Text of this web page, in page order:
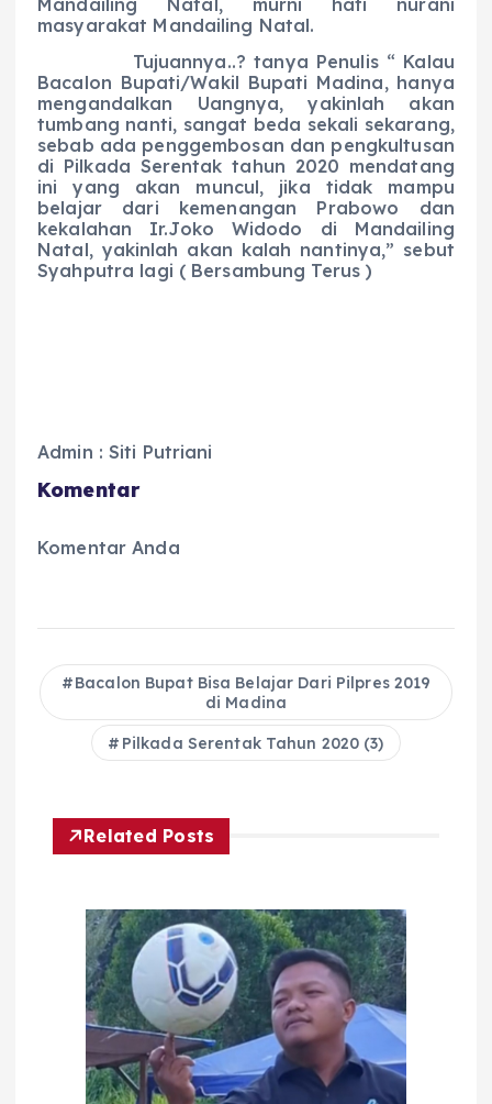
masyarakat Mandailing Natal.
Tujuannya..? tanya Penulis “ Kalau
Bacalon Bupati/Wakil Bupati Madina, hanya
mengandalkan Uangnya, yakinlah akan
tumbang nanti, sangat beda sekali sekarang,
sebab ada penggembosan dan pengkultusan
di Pilkada Serentak tahun 2020 mendatang
ini yang akan muncul, jika tidak mampu
belajar dari kemenangan Prabowo dan
kekalahan Ir.Joko Widodo di Mandailing
Natal, yakinlah akan kalah nantinya,” sebut
Syahputra lagi ( Bersambung Terus )
Admin : Siti Putriani
Komentar
Komentar Anda
Bacalon Bupat Bisa Belajar Dari Pilpres 2019
di Madina
Pilkada Serentak Tahun 2020 (3)
Related Posts